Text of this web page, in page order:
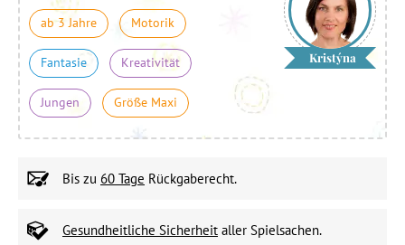
ab 3 Jahre Motorik
Fantasie Kreativität
Jungen Größe Maxi
Kristýna
Bis zu 60 Tage Rückgaberecht.
Gesundheitliche Sicherheit aller Spielsachen.